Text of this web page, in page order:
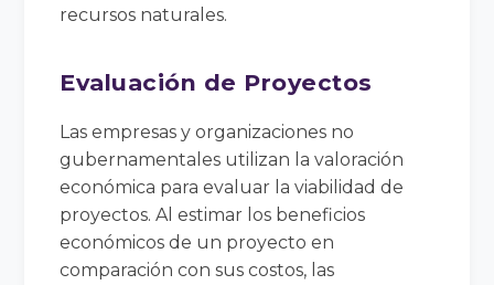
recursos naturales.
Evaluación de Proyectos
Las empresas y organizaciones no
gubernamentales utilizan la valoración
económica para evaluar la viabilidad de
proyectos. Al estimar los beneficios
económicos de un proyecto en
comparación con sus costos, las